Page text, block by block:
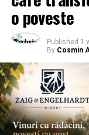
o poveste
Published 1
By Cosmin